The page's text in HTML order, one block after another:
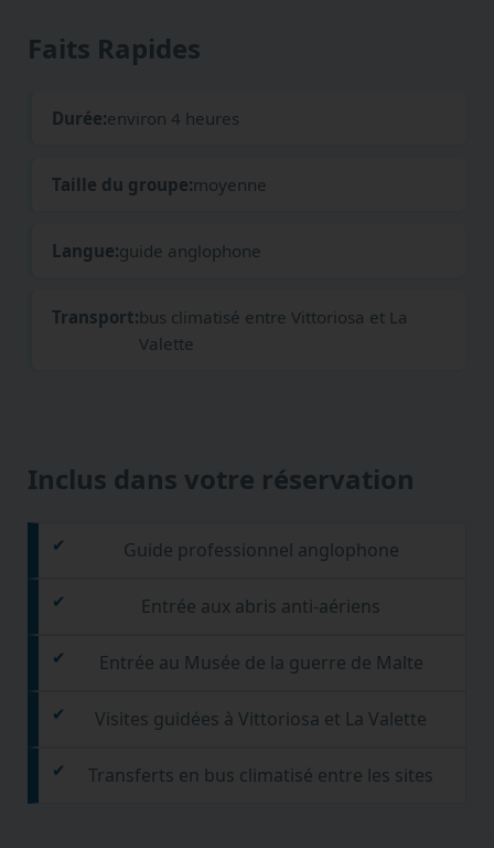
Faits Rapides
Durée:environ 4 heures
Taille du groupe:moyenne
Langue:guide anglophone
Transport:bus climatisé entre Vittoriosa et La
Valette
Inclus dans votre réservation
Guide professionnel anglophone
Entrée aux abris anti-aériens
Entrée au Musée de la guerre de Malte
Visites guidées à Vittoriosa et La Valette
Transferts en bus climatisé entre les sites